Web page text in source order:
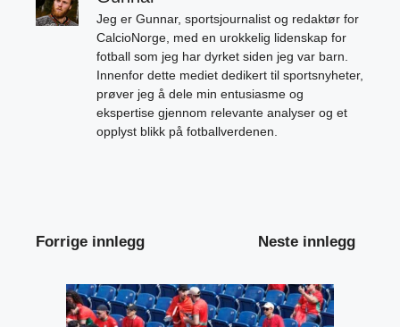
Jeg er Gunnar, sportsjournalist og redaktør for
CalcioNorge, med en urokkelig lidenskap for
fotball som jeg har dyrket siden jeg var barn.
Innenfor dette mediet dedikert til sportsnyheter,
prøver jeg å dele min entusiasme og
ekspertise gjennom relevante analyser og et
opplyst blikk på fotballverdenen.
Forrige innlegg Neste innlegg